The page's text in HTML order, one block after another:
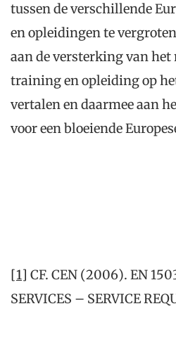
tussen de verschillende
en opleidingen te
aan de versterking van
training en opleiding op
vertalen en daarmee aan
voor een bloeiende
[1] CF. CEN (2006). EN
SERVICES – SERVICE